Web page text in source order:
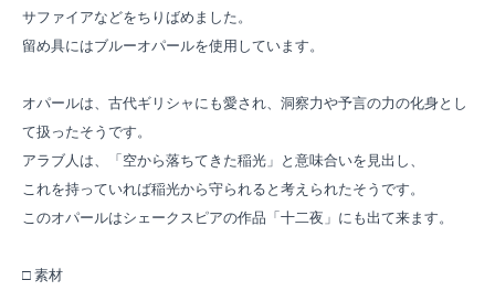
サファイアなどをちりばめました。
留め具にはブルーオパールを使用しています。
オパールは、古代ギリシャにも愛され、洞察力や予言の力の化身とし
て扱ったそうです。
アラブ人は、「空から落ちてきた稲光」と意味合いを見出し、
これを持っていれば稲光から守られると考えられたそうです。
このオパールはシェークスピアの作品「十二夜」にも出て来ます。
□ 素材